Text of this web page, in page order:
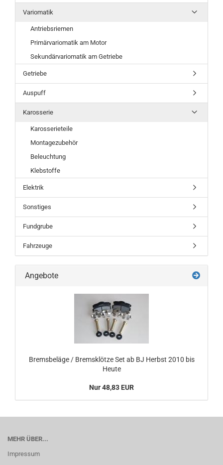
Variomatik
Antriebsriemen
Primärvariomatik am Motor
Sekundärvariomatik am Getriebe
Getriebe
Auspuff
Karosserie
Karosserieteile
Montagezubehör
Beleuchtung
Klebstoffe
Elektrik
Sonstiges
Fundgrube
Fahrzeuge
Angebote
Bremsbeläge / Bremsklötze Set ab BJ Herbst 2010 bis
Heute
Nur 48,83 EUR
MEHR ÜBER...
Impressum